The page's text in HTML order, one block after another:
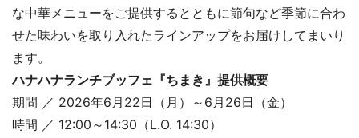
な中華メニューをご提供するとともに節句など季節に合わ
せた味わいを取り入れたラインアップをお届けしてまいり
ます。
ハナハナランチブッフェ『ちまき』提供概要
期間 ／ 2026年6月22日（月）～6月26日（金）
時間 ／ 12:00～14:30（L.O. 14:30）